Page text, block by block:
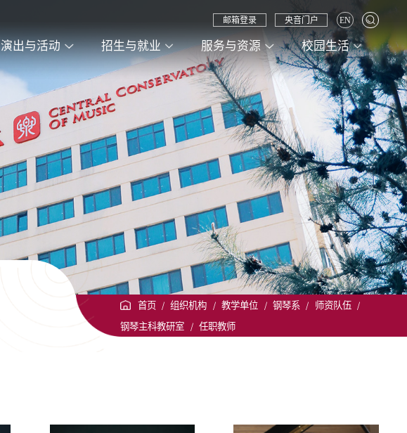
演出与活动 招生与就业 服务与资源 校园生活
邮箱登录 央音门户 EN
首页 / 组织机构 / 教学单位 / 钢琴系 / 师资队伍 /
钢琴主科教研室
/ 任职教师